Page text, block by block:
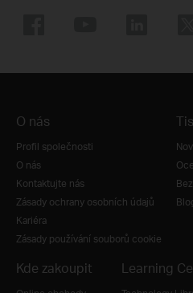
O nás
Profil společnosti
O nás
Kontaktujte nás
Zásady ochrany osobních údajů
Kariéra
Zásady používání souborů cookie
Kde zakoupit Learning